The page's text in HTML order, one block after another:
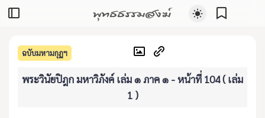
พุทธธรรมสงฆ์
ฉบับมหามกุฏฯ
พระวินัยปิฎก มหาวิภังค์ เล่ม ๑ ภาค ๑ - หน้าที่ 104 ( เล่ม
1 )